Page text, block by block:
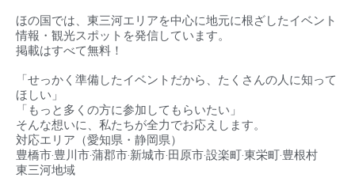
ほの国では、東三河エリアを中心に地元に根ざしたイベント
情報・観光スポットを発信しています。
掲載はすべて無料！
「せっかく準備したイベントだから、たくさんの人に知って
ほしい」
「もっと多くの方に参加してもらいたい」
そんな想いに、私たちが全力でお応えします。
対応エリア（愛知県・静岡県）
豊橋市‧豊川市‧蒲郡市‧新城市‧田原市‧設楽町‧東栄町‧豊根村
東三河地域